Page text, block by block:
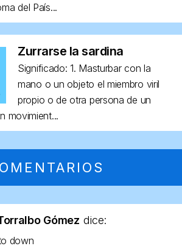
del País...
Zurrarse la sardina
Significado: 1. Masturbar con la
mano o un objeto el miembro viril
propio o de otra persona de un
movimient...
Gómez dice:
down